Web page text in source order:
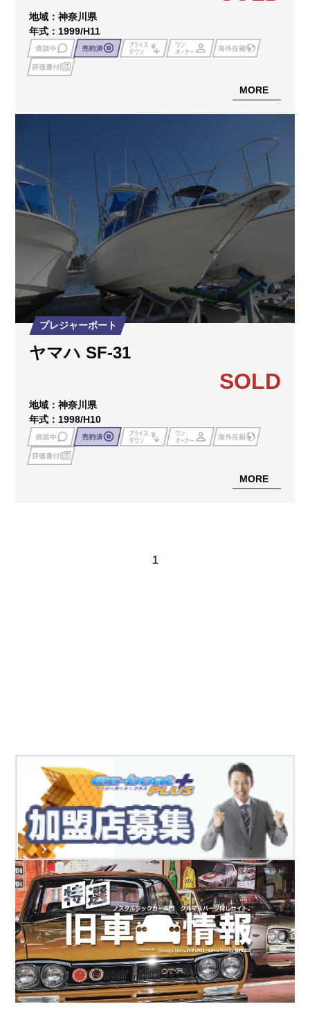
地域：神奈川県
年式：1999/H11
MORE
プレジャーボート
ヤマハ SF-31
SOLD
地域：神奈川県
年式：1998/H10
MORE
1